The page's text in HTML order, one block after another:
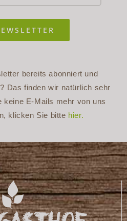
bereits abonniert und
Das finden wir natürlich sehr
keine E-Mails mehr von uns
klicken Sie bitte hier.